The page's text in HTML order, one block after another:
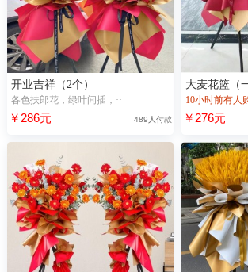
开业吉祥（2个）
各色扶郎花，绿叶间插，··
￥286元 489人付款
大麦花篮（
10小时前有人
￥276元